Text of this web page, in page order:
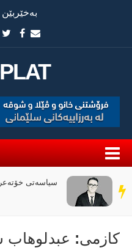
سەر
دێڕ
سیاسەتی
كازمی: